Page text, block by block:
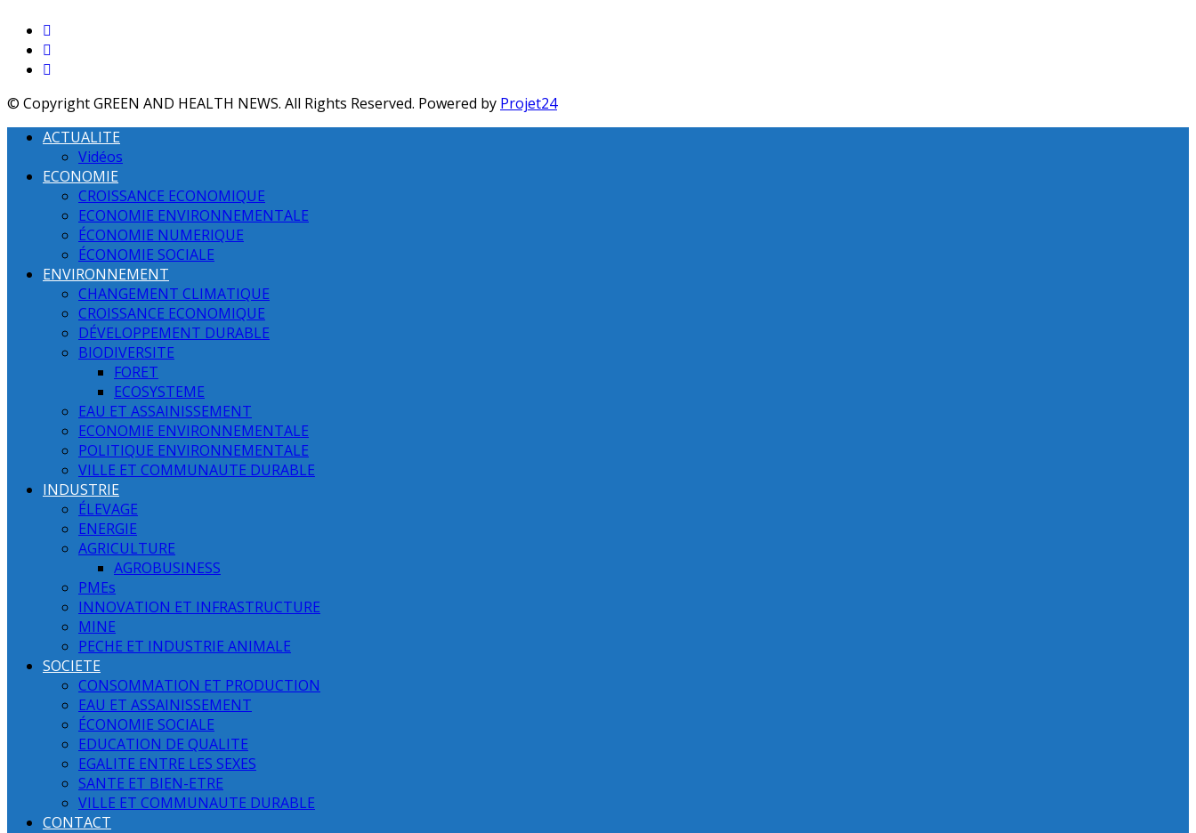
© Copyright GREEN AND HEALTH NEWS. All Rights Reserved. Powered by Projet24
ACTUALITE
Vidéos
ECONOMIE
CROISSANCE ECONOMIQUE
ECONOMIE ENVIRONNEMENTALE
ÉCONOMIE NUMERIQUE
ÉCONOMIE SOCIALE
ENVIRONNEMENT
CHANGEMENT CLIMATIQUE
CROISSANCE ECONOMIQUE
DÉVELOPPEMENT DURABLE
BIODIVERSITE
FORET
ECOSYSTEME
EAU ET ASSAINISSEMENT
ECONOMIE ENVIRONNEMENTALE
POLITIQUE ENVIRONNEMENTALE
VILLE ET COMMUNAUTE DURABLE
INDUSTRIE
ÉLEVAGE
ENERGIE
AGRICULTURE
AGROBUSINESS
PMEs
INNOVATION ET INFRASTRUCTURE
MINE
PECHE ET INDUSTRIE ANIMALE
SOCIETE
CONSOMMATION ET PRODUCTION
EAU ET ASSAINISSEMENT
ÉCONOMIE SOCIALE
EDUCATION DE QUALITE
EGALITE ENTRE LES SEXES
SANTE ET BIEN-ETRE
VILLE ET COMMUNAUTE DURABLE
CONTACT